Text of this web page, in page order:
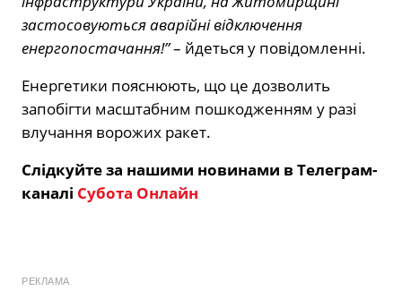
застосовуються аварійні відключення
енергопостачання!”– йдеться у повідомленні.
Енергетики пояснюють, що це дозволить
запобігти масштабним пошкодженням у разі
влучання ворожих ракет.
Слідкуйте за нашими новинами в Телеграм-
каналі Субота Онлайн
РЕКЛАМА